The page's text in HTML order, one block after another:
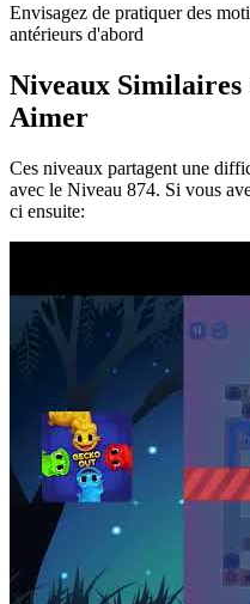
Envisagez de pratiquer des
antérieurs d'abord
Niveaux Similaires
Aimer
Ces niveaux partagent une
avec le Niveau 874. Si vous
ci ensuite: